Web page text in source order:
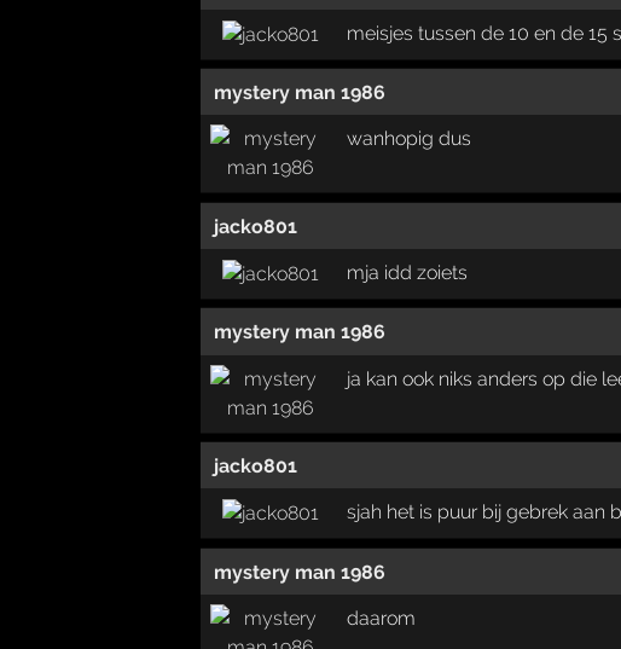
meisjes tussen de 10 en de 15
mystery man 1986
wanhopig dus
jacko801
mja idd zoiets
mystery man 1986
ja kan ook niks anders op die
jacko801
sjah het is puur bij gebrek aan
mystery man 1986
daarom